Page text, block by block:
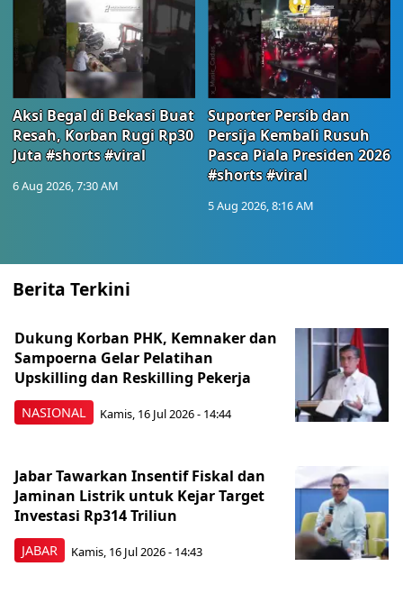
Aksi Begal di Bekasi Buat
Resah, Korban Rugi Rp30
Juta #shorts #viral
6 Aug 2026, 7:30 AM
Suporter Persib dan
Persija Kembali Rusuh
Pasca Piala Presiden 2026
#shorts #viral
5 Aug 2026, 8:16 AM
Berita Terkini
NASIONAL
Dukung Korban PHK, Kemnaker dan
Sampoerna Gelar Pelatihan
Upskilling dan Reskilling Pekerja
Kamis, 16 Jul 2026 - 14:44
JABAR
Jabar Tawarkan Insentif Fiskal dan
Jaminan Listrik untuk Kejar Target
Investasi Rp314 Triliun
Kamis, 16 Jul 2026 - 14:43